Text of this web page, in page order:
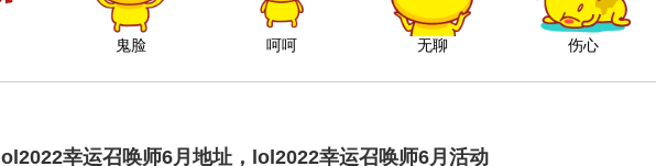
鬼脸 呵呵 无聊 伤心
lol2022幸运召唤师6月地址，lol2022幸运召唤师6月活动